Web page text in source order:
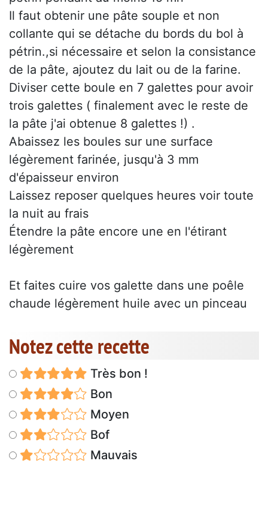
Il faut obtenir une pâte souple et non
collante qui se détache du bords du bol à
pétrin.,si nécessaire et selon la consistance
de la pâte, ajoutez du lait ou de la farine.
Diviser cette boule en 7 galettes pour avoir
trois galettes ( finalement avec le reste de
la pâte j'ai obtenue 8 galettes !) .
Abaissez les boules sur une surface
légèrement farinée, jusqu'à 3 mm
d'épaisseur environ
Laissez reposer quelques heures voir toute
la nuit au frais
Étendre la pâte encore une en l'étirant
légèrement
Et faites cuire vos galette dans une poêle
chaude légèrement huile avec un pinceau
Notez cette recette
Très bon !
Bon
Moyen
Bof
Mauvais